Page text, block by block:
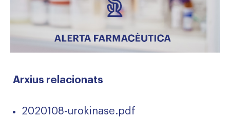
Arxius relacionats
2020108-urokinase.pdf